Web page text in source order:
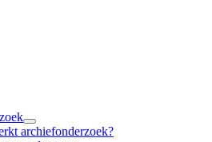
archiefonderzoek?